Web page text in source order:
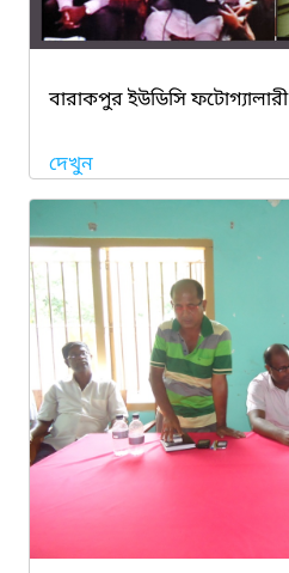
বারাকপুর ইউডিসি ফটোগ্যালারী
দেখুন